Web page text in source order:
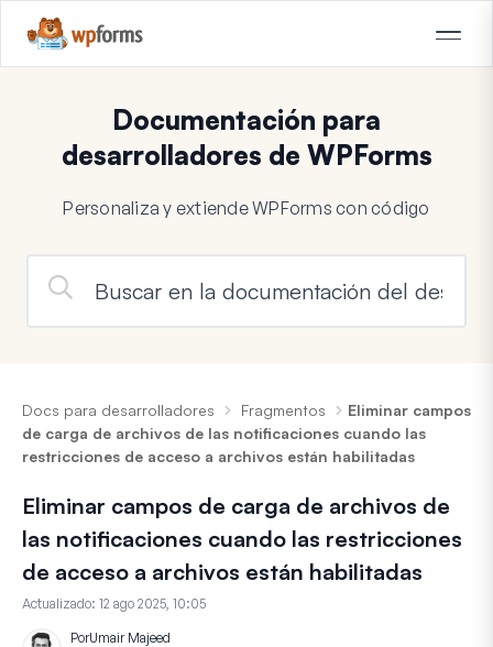
Documentación para
desarrolladores de WPForms
Personaliza y extiende WPForms con código
Docs para desarrolladores Fragmentos
Eliminar campos
de carga de archivos de las notificaciones cuando las
restricciones de acceso a archivos están habilitadas
Eliminar campos de carga de archivos de
las notificaciones cuando las restricciones
de acceso a archivos están habilitadas
Actualizado: 12 ago 2025, 10:05
PorUmair Majeed